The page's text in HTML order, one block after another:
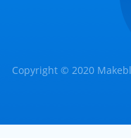
Copyright © 2020